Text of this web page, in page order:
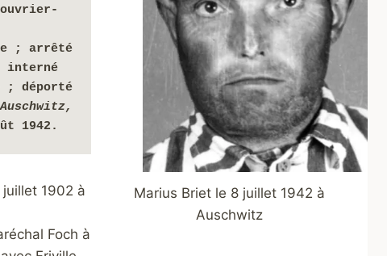
Marius Briet le 8 juillet 1942 à
Auschwitz
ouvrier-
; arrêté
interné
; déporté
1942.
1902 à
Foch à